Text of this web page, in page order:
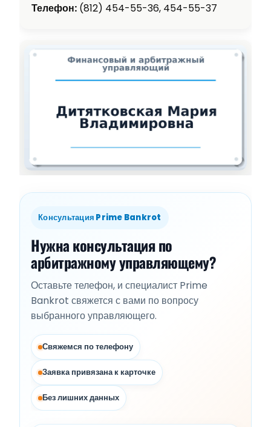
Телефон: (812) 454-55-36, 454-55-37
Консультация Prime Bankrot
Нужна консультация по
арбитражному управляющему?
Оставьте телефон, и специалист Prime
Bankrot свяжется с вами по вопросу
выбранного управляющего.
Свяжемся по телефону
Заявка привязана к карточке
Без лишних данных